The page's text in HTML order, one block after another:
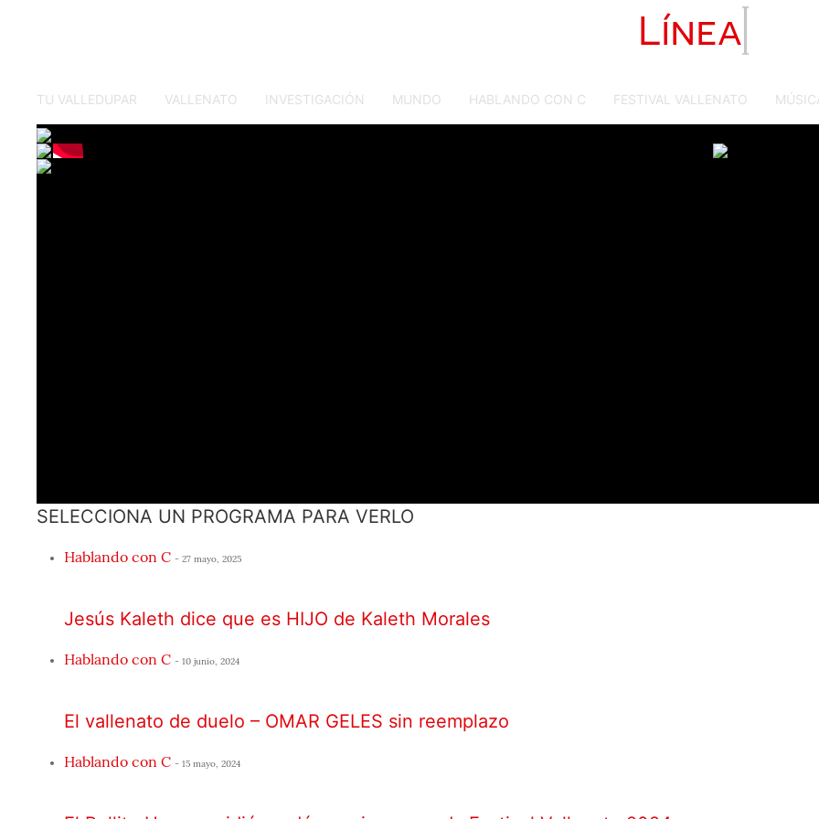
Línea
TU VALLEDUPAR VALLENATO INVESTIGACIÓN MUNDO HABLANDO CON C FESTIVAL VALLENATO
SELECCIONA UN PROGRAMA PARA VERLO
Hablando con C - 27 mayo, 2025
Jesús Kaleth dice que es HIJO de Kaleth Morales
Hablando con C - 10 junio, 2024
El vallenato de duelo – OMAR GELES sin reemplazo
Hablando con C - 15 mayo, 2024